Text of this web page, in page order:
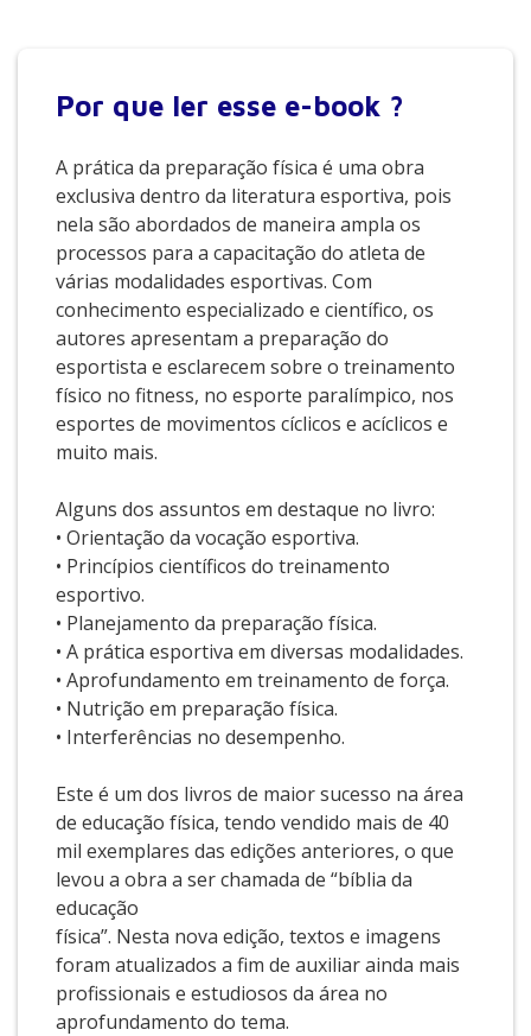
Por que ler esse e-book ?
A prática da preparação física é uma obra
exclusiva dentro da literatura esportiva, pois
nela são abordados de maneira ampla os
processos para a capacitação do atleta de
várias modalidades esportivas. Com
conhecimento especializado e científico, os
autores apresentam a preparação do
esportista e esclarecem sobre o treinamento
físico no fitness, no esporte paralímpico, nos
esportes de movimentos cíclicos e acíclicos e
muito mais.
Alguns dos assuntos em destaque no livro:
• Orientação da vocação esportiva.
• Princípios científicos do treinamento
esportivo.
• Planejamento da preparação física.
• A prática esportiva em diversas modalidades.
• Aprofundamento em treinamento de força.
• Nutrição em preparação física.
• Interferências no desempenho.
Este é um dos livros de maior sucesso na área
de educação física, tendo vendido mais de 40
mil exemplares das edições anteriores, o que
levou a obra a ser chamada de “bíblia da
educação
física”. Nesta nova edição, textos e imagens
foram atualizados a fim de auxiliar ainda mais
profissionais e estudiosos da área no
aprofundamento do tema.